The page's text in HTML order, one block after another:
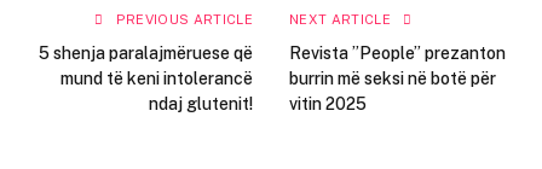
PREVIOUS ARTICLE
5 shenja paralajmëruese që
mund të keni intolerancë
ndaj glutenit!
NEXT ARTICLE
Revista ”People” prezanton
burrin më seksi në botë për
vitin 2025